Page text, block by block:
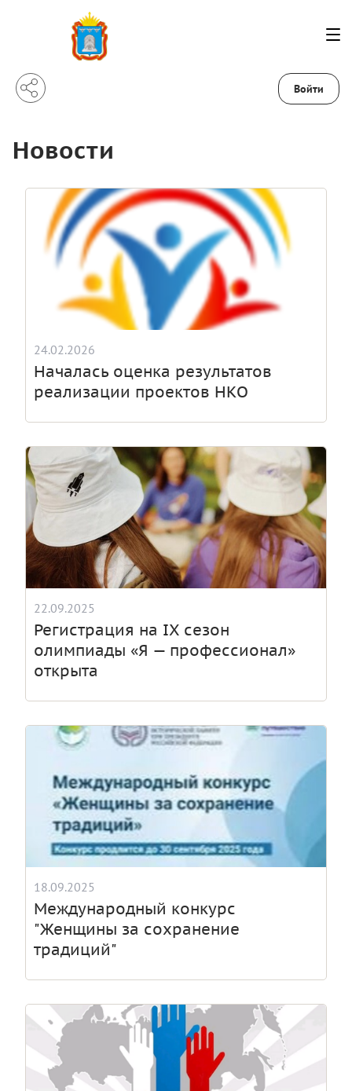
Войти
Новости
24.02.2026
Началась оценка результатов
реализации проектов НКО
22.09.2025
Регистрация на IX сезон
олимпиады «Я — профессионал»
открыта
18.09.2025
Международный конкурс
"Женщины за сохранение
традиций"